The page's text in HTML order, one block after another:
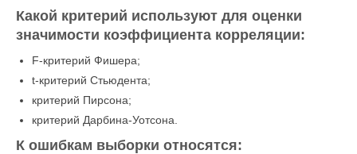
Какой критерий используют для оценки
значимости коэффициента корреляции:
F-критерий Фишера;
t-критерий Стьюдента;
критерий Пирсона;
критерий Дарбина-Уотсона.
К ошибкам выборки относятся: